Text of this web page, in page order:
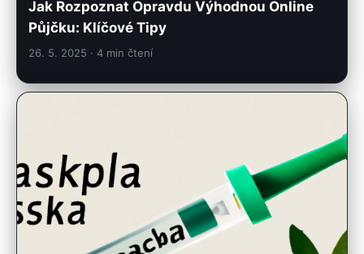
Jak Rozpoznat Opravdu Výhodnou Online
Půjčku: Klíčové Tipy
26. 5. 2025 · 4 min čtení